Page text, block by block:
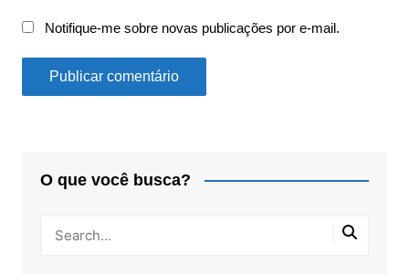
Notifique-me sobre novas publicações por e-mail.
O que você busca?